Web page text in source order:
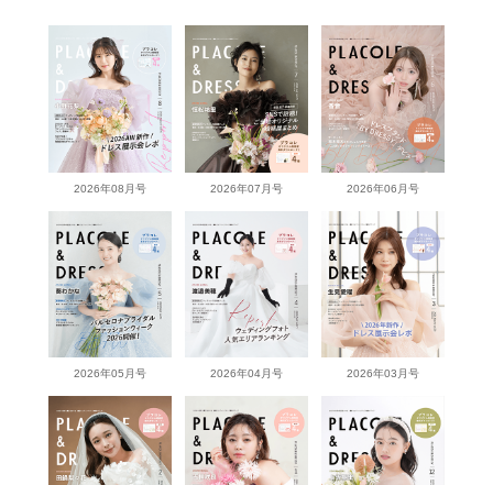
2026年08月号 2026年07月号 2026年06月号
2026年05月号 2026年04月号 2026年03月号